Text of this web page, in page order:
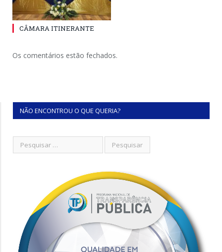
CÂMARA ITINERANTE
Os comentários estão fechados.
NÃO ENCONTROU O QUE QUERIA?